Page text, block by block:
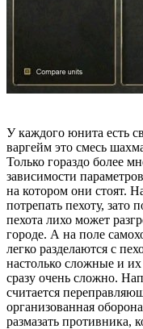
У каждого юнита есть
варгейм это смесь
Только гораздо более
зависимости
на котором они стоят.
потрепать пехоту, зато
пехота лихо может
городе. А на поле
легко разделаются с
настолько сложные и
сразу очень сложно.
считается
организованная
размазать противника,